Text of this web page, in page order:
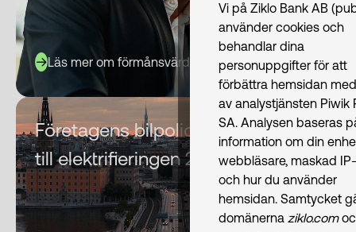
Läs mer om förmånsvärde
Företagens bilpolicy är en nyckel
till elektrifieringen 2026
Vi på Ziklo Bank AB
använder cookies och
behandlar dina
personuppgifter för att
förbättra hemsidan
av analystjänsten Piwik
SA. Analysen baseras
information om din
webbläsare, maskad
och hur du använder
hemsidan. Samtycket
domänerna ziklo.com